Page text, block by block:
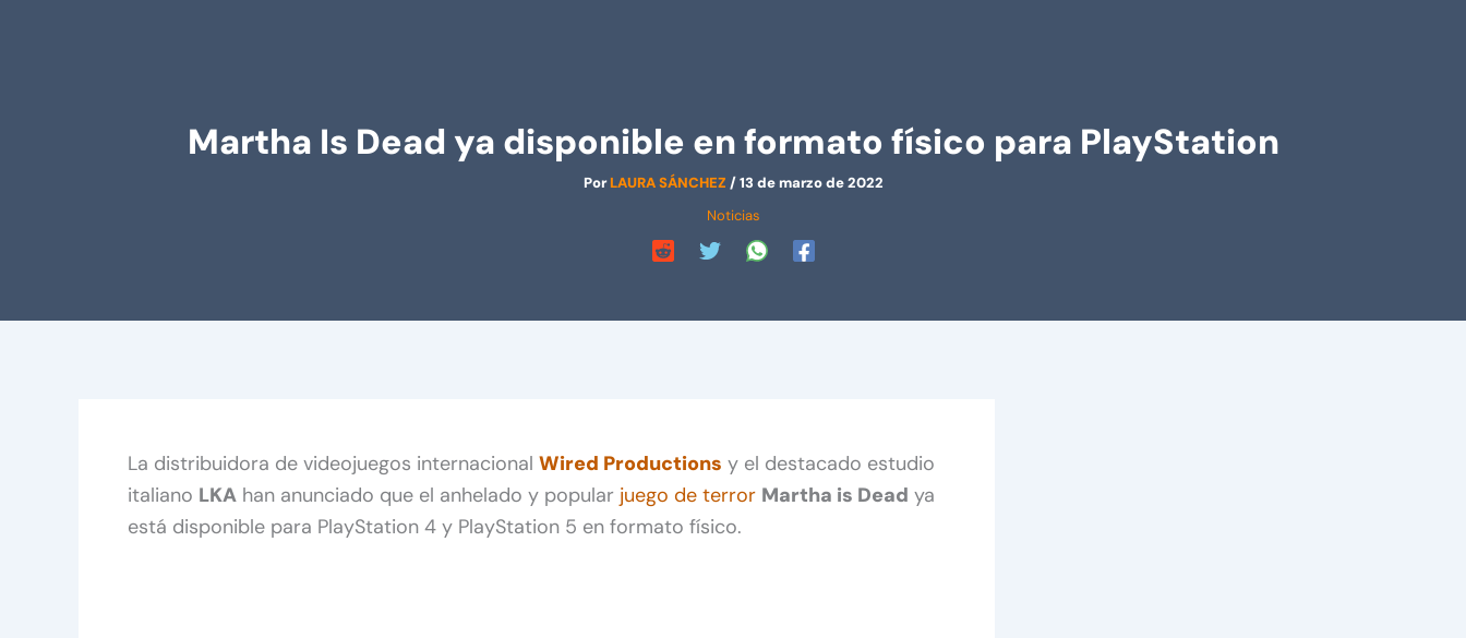
Martha Is Dead ya disponible en formato físico para PlayStation
PorLAURA SÁNCHEZ /13 de marzo de 2022
Noticias
La distribuidora de videojuegos internacional Wired Productions y el destacado estudio
italiano LKA han anunciado que el anhelado y popular juego de terror Martha is Dead ya
está disponible para PlayStation 4 y PlayStation 5 en formato físico.